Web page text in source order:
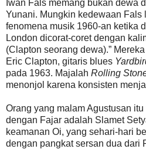
Iwan Fals memang bukan dewa
Yunani. Mungkin kedewaan Fals
fenomena musik 1960-an ketika
London dicorat-coret dengan
(Clapton seorang dewa).”
Eric Clapton, gitaris blues
pada 1963. Majalah Rolling
menonjol karena konsisten
Orang yang malam Agustusan
dengan Fajar adalah Slamet
keamanan Oi, yang sehari-hari
dengan pangkat sersan dua dari